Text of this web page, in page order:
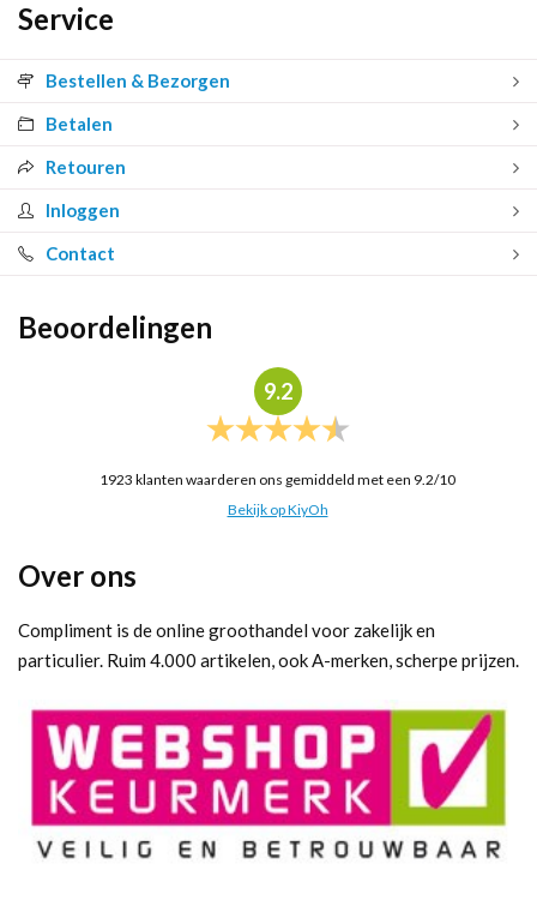
Service
Bestellen & Bezorgen
Betalen
Retouren
Inloggen
Contact
Beoordelingen
9.2
1923 klanten waarderen ons gemiddeld met een 9.2/10
Bekijk op KiyOh
Over ons
Compliment is de online groothandel voor zakelijk en
particulier. Ruim 4.000 artikelen, ook A-merken, scherpe prijzen.